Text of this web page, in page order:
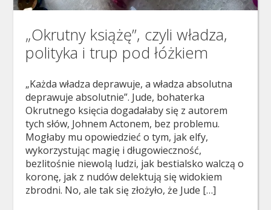
„Okrutny książę”, czyli władza,
polityka i trup pod łóżkiem
„Każda władza deprawuje, a władza absolutna
deprawuje absolutnie”. Jude, bohaterka
Okrutnego księcia dogadałaby się z autorem
tych słów, Johnem Actonem, bez problemu.
Mogłaby mu opowiedzieć o tym, jak elfy,
wykorzystując magię i długowieczność,
bezlitośnie niewolą ludzi, jak bestialsko walczą o
koronę, jak z nudów delektują się widokiem
zbrodni. No, ale tak się złożyło, że Jude […]